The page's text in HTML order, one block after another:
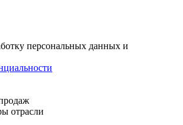
персональных данных и
отрасли